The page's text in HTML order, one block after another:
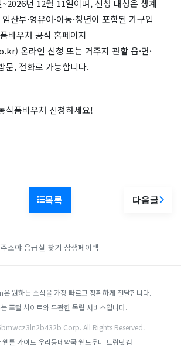
년 12월 11일이며, 신청 대상은 생계
산부·영유아·아동·청년이 포함된 가구입
바우처 공식 홈페이지
온라인 신청 또는 거주지 관할 읍·면·
문, 전화로 가능합니다.
식품바우처 신청하세요!
목록 다음글
주소야 응급실 찾기 상생페이백
원하는 소식을 가장 빠르고 정확하게 전달합니다.
포털 사이트와 무관한 독립 서비스입니다.
Corp. All Rights Reserved.
웹툰 가이드 우리동네약국 웹도우미 트립닷컴